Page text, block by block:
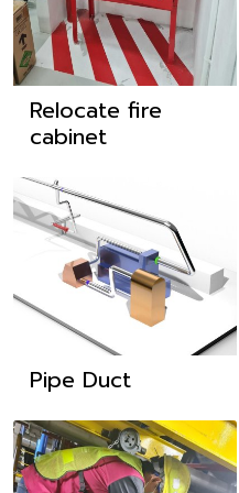
Relocate fire
cabinet
Pipe Duct